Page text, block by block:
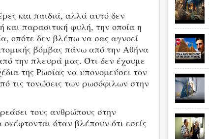
και παιδιά, αλλά αυτό δεν
και παρασιτική φυλή, την οποία η
οπότε δεν βλέπω να σας αγνοεί
βόμβας πάνω από την Αθήνα
την πλευρά μας. Ότι δεν έχουμε
της Ρωσίας να υπονομεύσει τον
τις τονώσεις των ρωσόφιλων στην
τους ανθρώπους στην
όταν βλέπουν ότι εσείς